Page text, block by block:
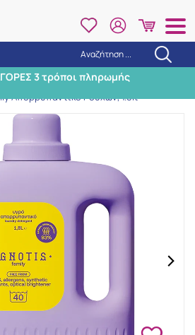
Αναζήτηση ...
3 τρόποι πληρωμής
Αναζήτηση
Εταιρίες Agnotis
Απορρυπαντικό Ρούχων, 1.8lt